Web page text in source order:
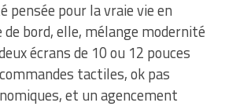
pensée pour la vraie vie en
bord, elle, mélange modernité
écrans de 10 ou 12 pouces
tactiles, ok pas
et un agencement